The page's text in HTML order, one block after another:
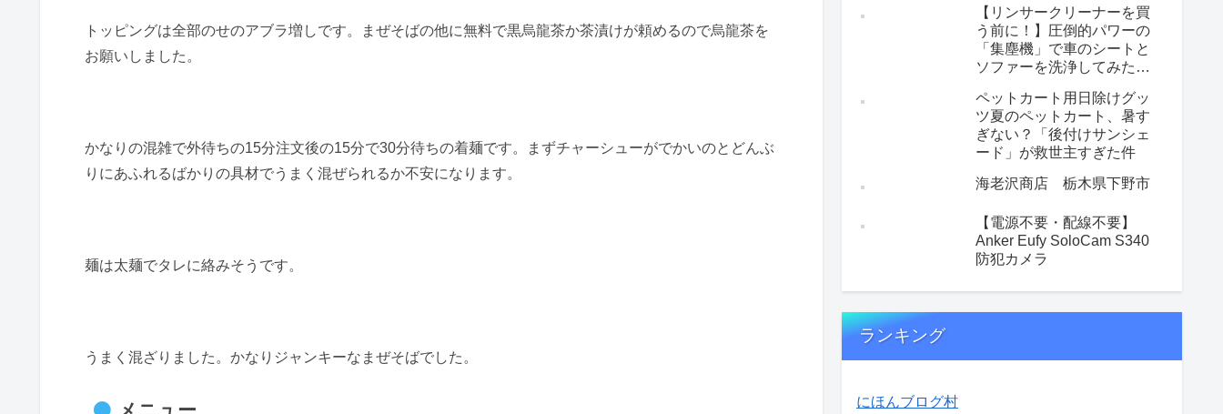
トッピングは全部のせのアブラ増しです。まぜそばの他に無料で黒烏龍茶か茶漬けが頼めるので烏龍茶を
お願いしました。
かなりの混雑で外待ちの15分注文後の15分で30分待ちの着麺です。まずチャーシューがでかいのとどんぶ
りにあふれるばかりの具材でうまく混ぜられるか不安になります。
麺は太麺でタレに絡みそうです。
うまく混ざりました。かなりジャンキーなまぜそばでした。
【リンサークリーナーを買
う前に！】圧倒的パワーの
「集塵機」で車のシートと
ソファーを洗浄してみた
ペットカート用日除けグッ
ツ夏のペットカート、暑す
ぎない？「後付けサンシェ
ード」が救世主すぎた件
海老沢商店 栃木県下野市
【電源不要・配線不要】
Anker Eufy SoloCam S340
防犯カメラ
ランキング
にほんブログ村